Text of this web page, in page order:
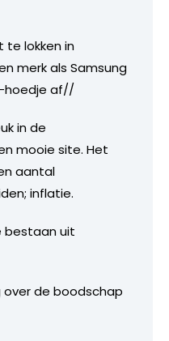
te lokken in
merk als Samsung
hoedje af//
in de
mooie site. Het
aantal
inflatie.
bestaan uit
over de boodschap